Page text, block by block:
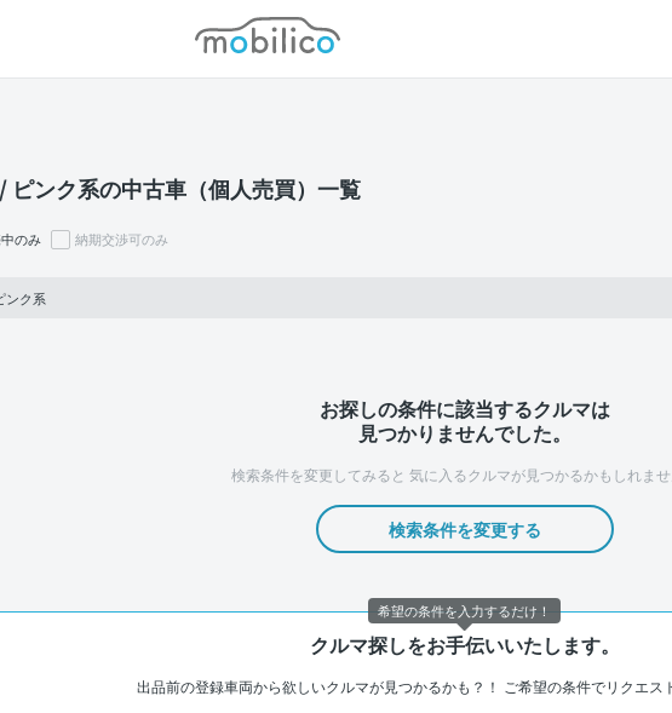
モビリコ
ピンク系の中古車（個人売買）一覧
のみ 納期交渉可のみ
ンク系
お探しの条件に該当するクルマは
見つかりませんでした。
検索条件を変更してみると 気に入るクルマが見つかるかもしれませ
検索条件を変更する
クルマ探しをお手伝いいたします。
出品前の登録車両から欲しいクルマが見つかるかも？！ ご希望の条件でリクエス
希望の条件を入力するだけ！